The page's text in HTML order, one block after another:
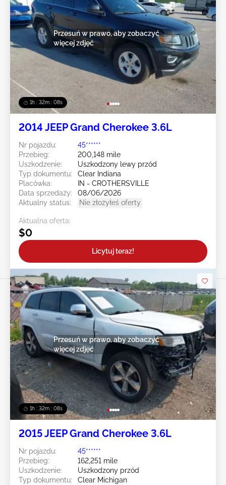
1h : 32m : 05s
Przesuń w prawo, aby zobaczyć
więcej zdjęć
2014 JEEP Grand Cherokee 3.6L
Nr pojazdu:
45******
Przebieg:
200,148 mile
Uszkodzenie:
Uszkodzony lewy przód
Typ dokumentu:
Clear Indiana
Placówka:
IN - CROTHERSVILLE
Data sprzedaży:
08/06/2026
Aktualny status:
Nie złożyłeś oferty
Aktualna oferta:
$0
Licytuj teraz!
1h : 32m : 05s
Przesuń w prawo, aby zobaczyć
więcej zdjęć
2015 JEEP Grand Cherokee 3.6L
Nr pojazdu:
45******
Przebieg:
162,251 mile
Uszkodzenie:
Uszkodzony przód
Typ dokumentu:
Clear Michigan